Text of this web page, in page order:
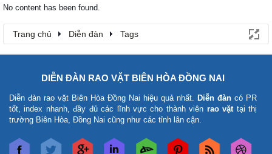
No content has been found.
Trang chủ Diễn đàn Tags
DIỄN ĐÀN RAO VẶT BIÊN HÒA ĐỒNG NAI
Diễn đàn rao vặt Biên Hòa Đồng Nai hiệu quả nhất. Diễn đàn có PR
tốt, index nhanh, đầy đủ các lĩnh vực cho thành viên rao vặttại thị
trường Biên Hòa, Đồng Nai cũng như các tỉnh lân cận.